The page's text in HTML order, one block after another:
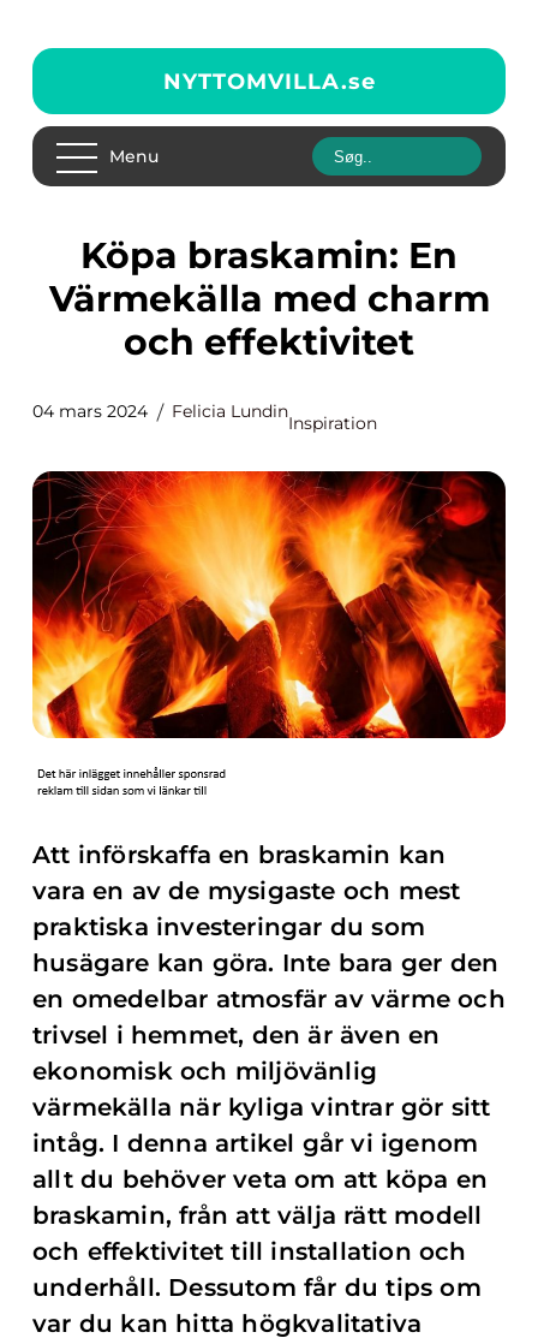
NYTTOMVILLA.se
Menu
Köpa braskamin: En
Värmekälla med charm
och effektivitet
04 mars 2024 Felicia Lundin
Inspiration
Att införskaffa en braskamin kan
vara en av de mysigaste och mest
praktiska investeringar du som
husägare kan göra. Inte bara ger den
en omedelbar atmosfär av värme och
trivsel i hemmet, den är även en
ekonomisk och miljövänlig
värmekälla när kyliga vintrar gör sitt
intåg. I denna artikel går vi igenom
allt du behöver veta om att köpa en
braskamin, från att välja rätt modell
och effektivitet till installation och
underhåll. Dessutom får du tips om
var du kan hitta högkvalitativa